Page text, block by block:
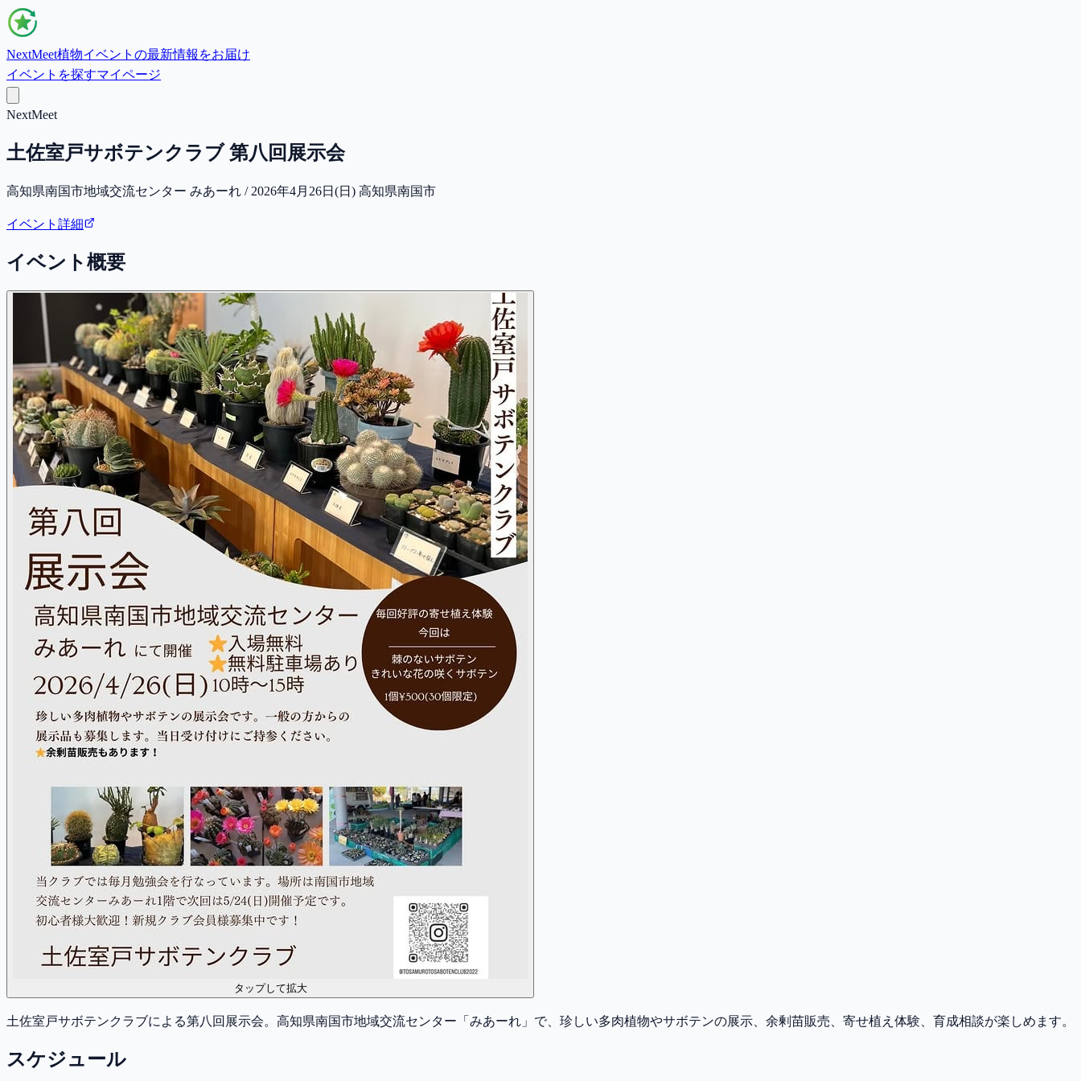
NextMeet植物イベントの最新情報をお届け
イベントを探すマイページ
NextMeet
土佐室戸サボテンクラブ 第八回展示会
高知県南国市地域交流センター みあーれ / 2026年4月26日(日) 高知県南国市
イベント詳細
イベント概要
タップして拡大
土佐室戸サボテンクラブによる第八回展示会。高知県南国市地域交流センター「みあーれ」で、珍しい多肉植物やサボテンの展示、余剰苗販売、寄せ植え体験、育成相談が楽しめます。
スケジュール